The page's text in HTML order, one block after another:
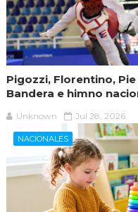
Pigozzi, Florentino,
Bandera e himno
Unknown Jul 28, 2026
NACIONALES